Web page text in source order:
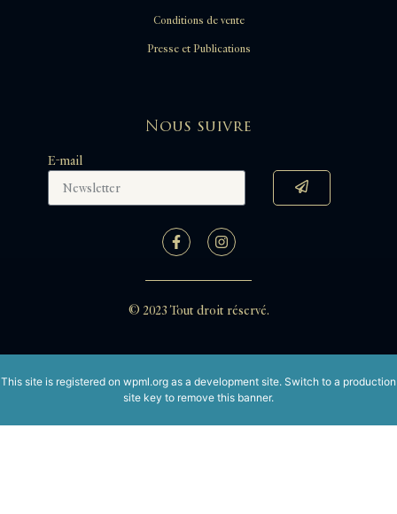
Conditions de vente
Presse et Publications
Nous suivre
E-mail
© 2023 Tout droit réservé.
This site is registered on wpml.org as a development site. Switch to a production
site key to remove this banner.